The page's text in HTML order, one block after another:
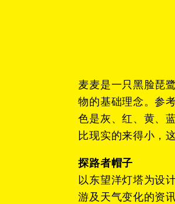
麦麦是一只黑脸琵
物的基础理念。参
色是灰、红、黄、
比现实的来得小，
探路者帽子
以东望洋灯塔为设
游及天气变化的资讯